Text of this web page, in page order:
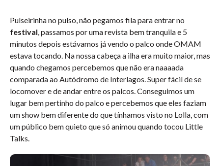
Pulseirinha no pulso, não pegamos fila para entrar no
festival, passamos por uma revista bem tranquila e 5
minutos depois estávamos já vendo o palco onde OMAM
estava tocando. Na nossa cabeça a ilha era muito maior, mas
quando chegamos percebemos que não era naaaada
comparada ao Autódromo de Interlagos. Super fácil de se
locomover e de andar entre os palcos. Conseguimos um
lugar bem pertinho do palco e percebemos que eles faziam
um show bem diferente do que tínhamos visto no Lolla, com
um público bem quieto que só animou quando tocou Little
Talks.